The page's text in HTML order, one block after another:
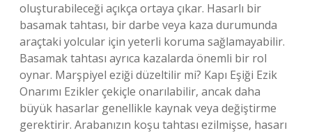
oluşturabileceği açıkça ortaya çıkar. Hasarlı bir
basamak tahtası, bir darbe veya kaza durumunda
araçtaki yolcular için yeterli koruma sağlamayabilir.
Basamak tahtası ayrıca kazalarda önemli bir rol
oynar. Marşpiyel eziği düzeltilir mi? Kapı Eşiği Ezik
Onarımı Ezikler çekiçle onarılabilir, ancak daha
büyük hasarlar genellikle kaynak veya değiştirme
gerektirir. Arabanızın koşu tahtası ezilmişse, hasarı